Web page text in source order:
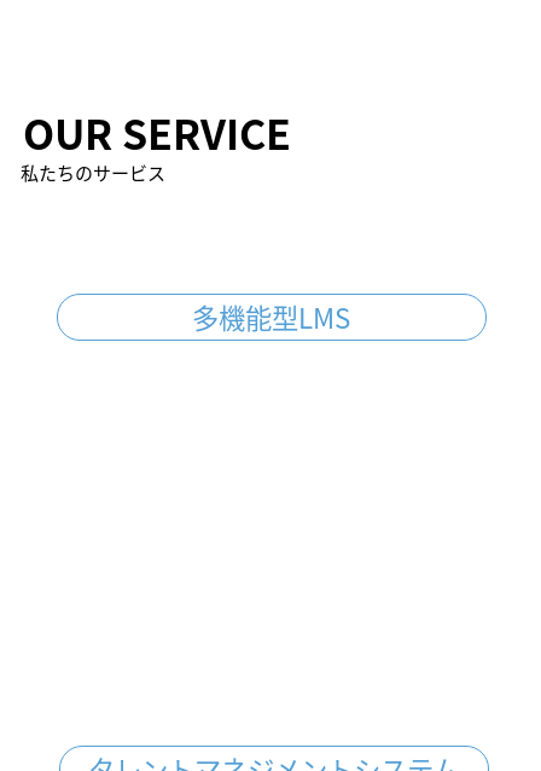
OUR SERVICE
​私たちのサービス
多機能型LMS